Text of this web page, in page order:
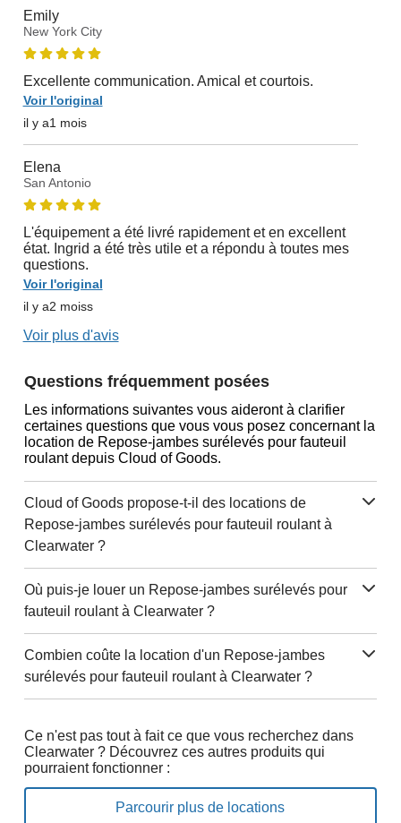
Emily
New York City
Excellente communication. Amical et courtois.
Voir l'original
il y a1 mois
Elena
San Antonio
L'équipement a été livré rapidement et en excellent
état. Ingrid a été très utile et a répondu à toutes mes
questions.
Voir l'original
il y a2 moiss
Voir plus d'avis
Questions fréquemment posées
Les informations suivantes vous aideront à clarifier
certaines questions que vous vous posez concernant la
location de Repose-jambes surélevés pour fauteuil
roulant depuis Cloud of Goods.
Cloud of Goods propose-t-il des locations de
Repose-jambes surélevés pour fauteuil roulant à
Clearwater ?
Où puis-je louer un Repose-jambes surélevés pour
fauteuil roulant à Clearwater ?
Combien coûte la location d'un Repose-jambes
surélevés pour fauteuil roulant à Clearwater ?
Ce n'est pas tout à fait ce que vous recherchez dans
Clearwater ? Découvrez ces autres produits qui
pourraient fonctionner :
Parcourir plus de locations